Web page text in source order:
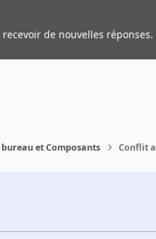
de nouvelles réponses.
et Composants Conflit